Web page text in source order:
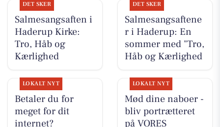
DET SKER
Salmesangsaften i
Haderup Kirke:
Tro, Håb og
Kærlighed
DET SKER
Salmesangsaftene
r i Haderup: En
sommer med "Tro,
Håb og Kærlighed
LOKALT NYT
Betaler du for
meget for dit
internet?
LOKALT NYT
Mød dine naboer -
bliv portrætteret
på VORES